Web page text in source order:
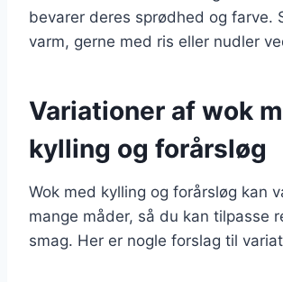
bevarer deres sprødhed og farve.
varm, gerne med ris eller nudler
Variationer af wok
kylling og forårsløg
Wok med kylling og forårsløg kan
mange måder, så du kan tilpasse
smag. Her er nogle forslag til